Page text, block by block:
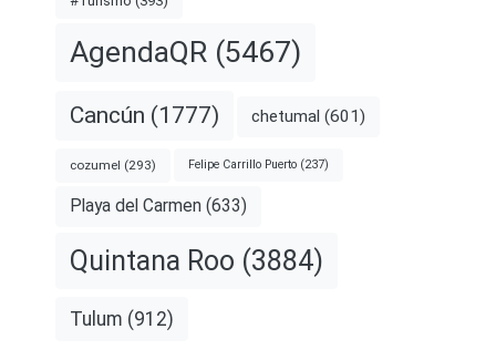
AgendaQR (5467)
Cancún (1777) chetumal (601)
cozumel (293) Felipe Carrillo Puerto (237)
Playa del Carmen (633)
Quintana Roo (3884)
Tulum (912)